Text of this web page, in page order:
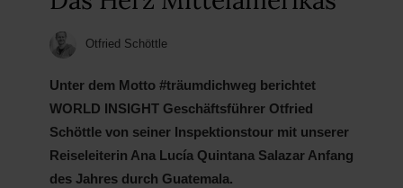
Otfried Schöttle
Unter dem Motto #träumdichweg berichtet
WORLD INSIGHT Geschäftsführer Otfried
Schöttle von seiner Inspektionstour mit unserer
Reiseleiterin Ana Lucía Quintana Salazar Anfang
des Jahres durch Guatemala.